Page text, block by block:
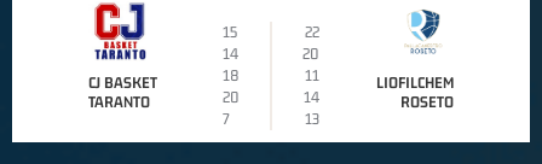
CJ BASKET
TARANTO
15
22
14
20
18
11
20
14
7
13
LIOFILCHEM
ROSETO